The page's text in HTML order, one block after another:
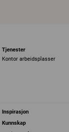
Tjenester
Kontor arbeidsplasser
Inspirasjon
Kunnskap